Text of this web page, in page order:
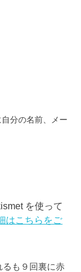
分の名前、メー
を使って
はこちらをご
るも９回裏に赤